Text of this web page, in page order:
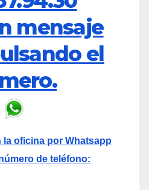
mensaje
el
oficina por Whatsapp
de teléfono: